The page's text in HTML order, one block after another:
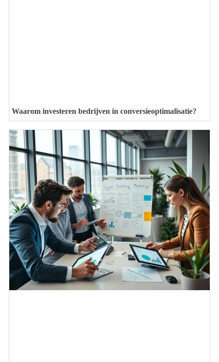
Waarom investeren bedrijven in conversieoptimalisatie?